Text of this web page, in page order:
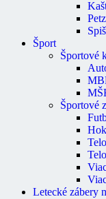
Šport
Športové
Športové
Letecké zábery